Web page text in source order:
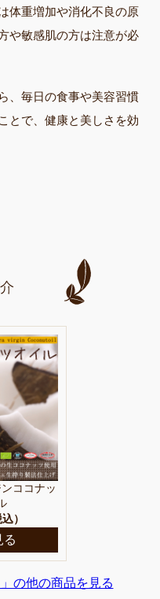
体重増加や消化不良の原
や敏感肌の方は注意が必
、毎日の食事や美容習慣
とで、健康と美しさを効
ココナッ
）
る
の他の商品を見る